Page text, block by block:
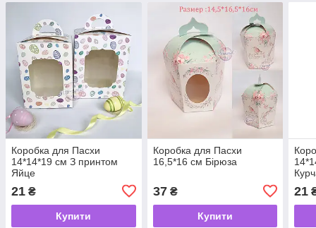
Коробка для Пасхи
14*14*19 см З принтом
Яйце
21 ₴
Купити
Коробка для Пасхи
16,5*16 см Бірюза
37₴
Купити
21